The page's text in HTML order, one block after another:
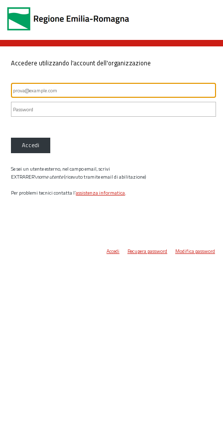
Accedere utilizzando l'account dell'organizzazione
Accedi
Se sei un utente esterno, nel campo email, scrivi
EXTRARER\nome utente(ricevuto tramite email di abilitazione)
Per problemi tecnici contatta l’assistenza informatica.
Accedi Recupera password Modifica password